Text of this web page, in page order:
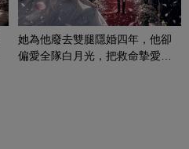
她為他廢去雙腿隱婚四年，他卻
偏愛全隊白月光，把救命摯愛當